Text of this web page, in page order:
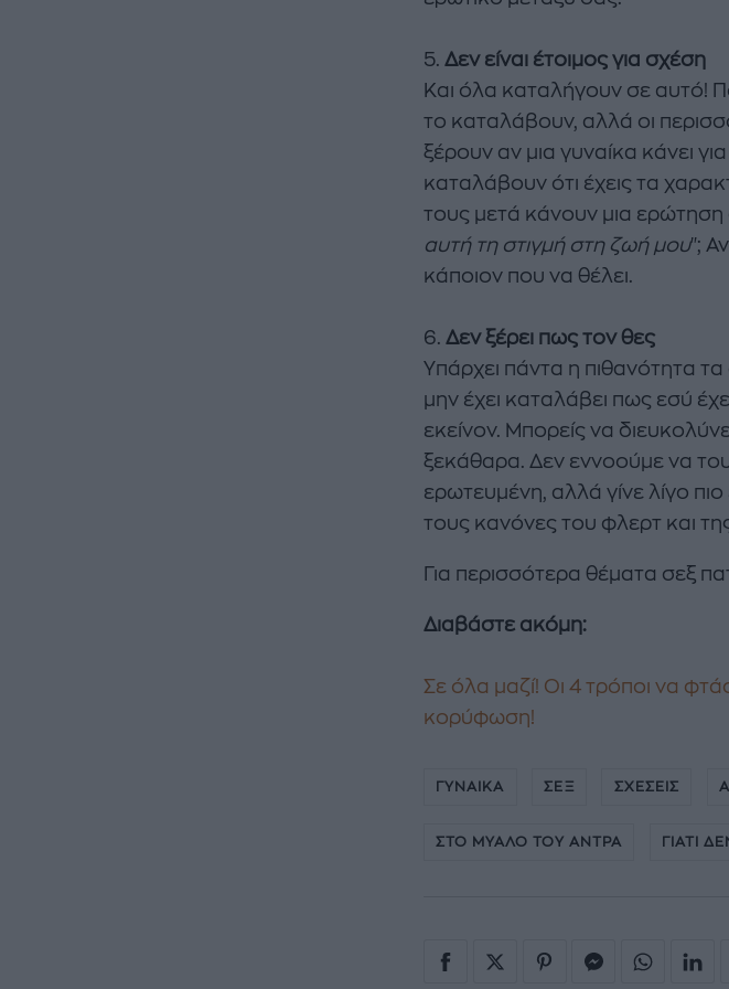
5. Δεν είναι έτοιμος για σχέση
Και όλα καταλήγουν σε αυτό!
το καταλάβουν, αλλά οι
ξέρουν αν μια γυναίκα κάνει
καταλάβουν ότι έχεις τα
τους μετά κάνουν μια ερώτηση
αυτή τη στιγμή στη ζωή μου";
κάποιον που να θέλει.
6. Δεν ξέρει πως τον θες
Υπάρχει πάντα η πιθανότητα
μην έχει καταλάβει πως εσύ
εκείνον. Μπορείς να
ξεκάθαρα. Δεν εννοούμε να
ερωτευμένη, αλλά γίνε λίγο
τους κανόνες του φλερτ και
Για περισσότερα θέματα σεξ
Διαβάστε ακόμη:
Σε όλα μαζί! Οι 4 τρόποι να
κορύφωση!
ΓΥΝΑΙΚΑ ΣΕΞ ΣΧΕΣΕΙΣ
ΣΤΟ ΜΥΑΛΟ ΤΟΥ ΑΝΤΡΑ ΓΙΑΤΙ